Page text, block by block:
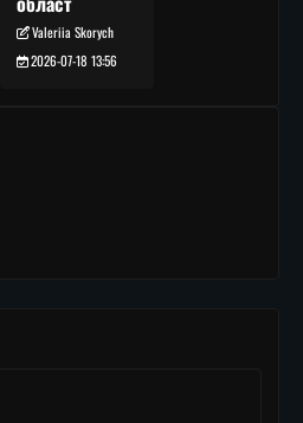
Valeriia Skorych
2026-07-18 13:56